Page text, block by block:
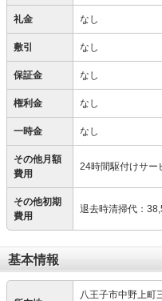
礼金 なし
敷引 なし
保証金 なし
権利金 なし
一時金 なし
その他月額
費用
24時間駆付けサー
その他初期
費用
退去時清掃代 ：
基本情報
八王子市中野上町